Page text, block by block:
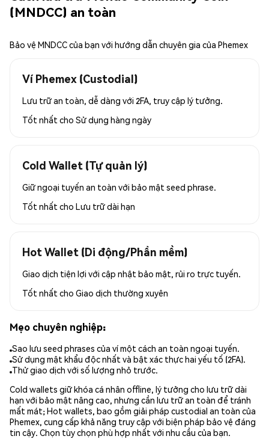
(MNDCC) an toàn
Bảo vệ MNDCC của bạn với hướng dẫn chuyên gia của Phemex
Ví Phemex (Custodial)
Lưu trữ an toàn, dễ dàng với 2FA, truy cập lý tưởng.
Tốt nhất cho Sử dụng hàng ngày
Cold Wallet (Tự quản lý)
Giữ ngoại tuyến an toàn với bảo mật seed phrase.
Tốt nhất cho Lưu trữ dài hạn
Hot Wallet (Di động/Phần mềm)
Giao dịch tiện lợi với cập nhật bảo mật, rủi ro trực tuyến.
Tốt nhất cho Giao dịch thường xuyên
Mẹo chuyên nghiệp:
Sao lưu seed phrases của ví một cách an toàn ngoại tuyến.
Sử dụng mật khẩu độc nhất và bật xác thực hai yếu tố (2FA).
Thử giao dịch với số lượng nhỏ trước.
Cold wallets giữ khóa cá nhân offline, lý tưởng cho lưu trữ dài
hạn với bảo mật nâng cao, nhưng cần lưu trữ an toàn để tránh
mất mát; Hot wallets, bao gồm giải pháp custodial an toàn của
Phemex, cung cấp khả năng truy cập với biện pháp bảo vệ đáng
tin cậy. Chọn tùy chọn phù hợp nhất với nhu cầu của bạn.